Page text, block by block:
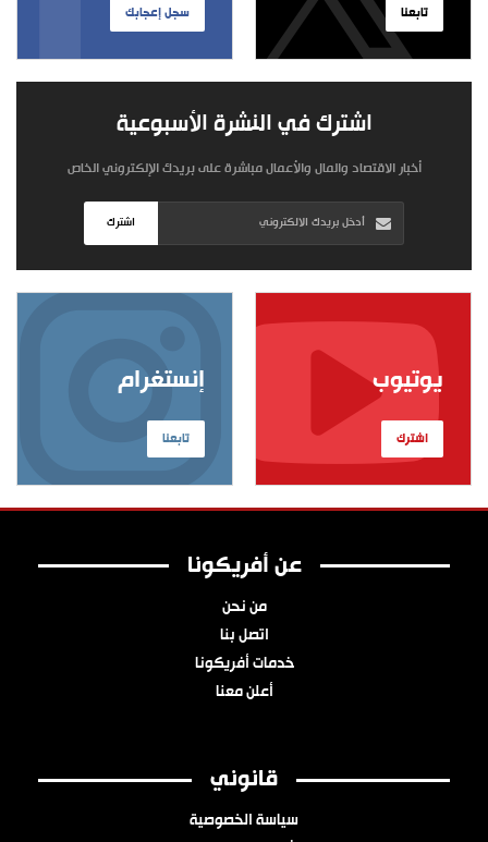
سجل إعجابك تابعنا
اشترك في النشرة الأسبوعية
أخبار الاقتصاد والمال والأعمال مباشرة على بريدك الإلكتروني الخاص
اشترك
إنستغرام
تابعنا
يوتيوب
اشترك
عن أفريكونا
من نحن
اتصل بنا
خدمات أفريكونا
أعلن معنا
قانوني
سياسة الخصوصية